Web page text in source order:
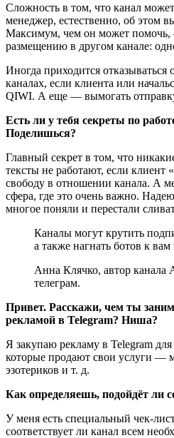
Сложность в том, что канал
менеджер, естественно, об этом
Максимум, чем он может помочь,
размещению в другом канале:
Иногда приходится
каналах, если клиента или
QIWI. А еще — вымогать
Есть ли у тебя секреты по
Поделишься?
Главный секрет в том, что
тексты не работают, если клиент
свободу в отношении канала. А
сфера, где это очень важно.
многое поняли и перестали
Каналы могут крутить
а также нагнать ботов к вам
Анна Клячко, автор канала
телеграм.
Привет. Расскажи, чем ты
рекламой в Telegram? Ниша?
Я закупаю рекламу в Telegram
которые продают свои услуги —
эзотериков и т. д.
Как определяешь, подойдёт ли
У меня есть специальный чек-
соответствует ли канал всем